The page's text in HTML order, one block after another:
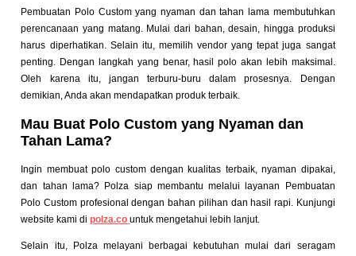
Pembuatan Polo Custom yang nyaman dan tahan lama membutuhkan
perencanaan yang matang. Mulai dari bahan, desain, hingga produksi
harus diperhatikan. Selain itu, memilih vendor yang tepat juga sangat
penting. Dengan langkah yang benar, hasil polo akan lebih maksimal.
Oleh karena itu, jangan terburu-buru dalam prosesnya. Dengan
demikian, Anda akan mendapatkan produk terbaik.
Mau Buat Polo Custom yang Nyaman dan
Tahan Lama?
Ingin membuat polo custom dengan kualitas terbaik, nyaman dipakai,
dan tahan lama? Polza siap membantu melalui layanan Pembuatan
Polo Custom profesional dengan bahan pilihan dan hasil rapi. Kunjungi
website kami dipolza.co untuk mengetahui lebih lanjut.
Selain itu, Polza melayani berbagai kebutuhan mulai dari seragam